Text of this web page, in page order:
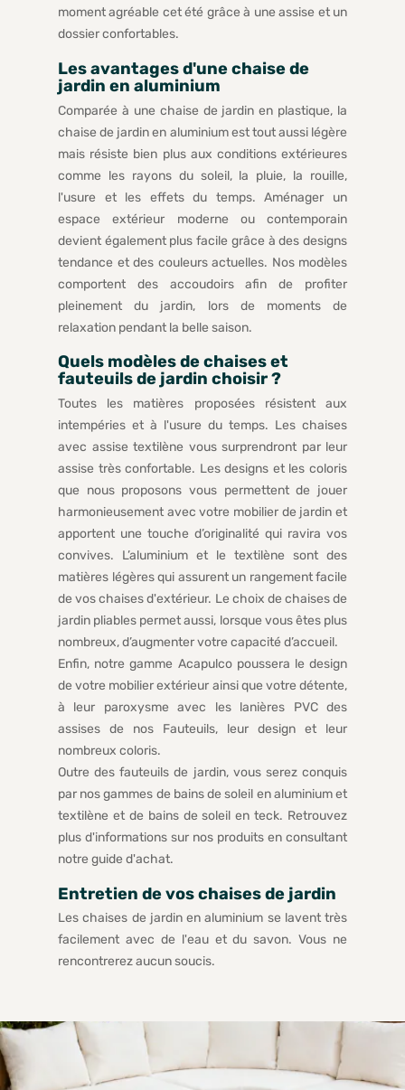
moment agréable cet été grâce à une assise et un
dossier confortables.
Les avantages d'une chaise de
jardin en aluminium
Comparée à une chaise de jardin en plastique, la
chaise de jardin en aluminium est tout aussi légère
mais résiste bien plus aux conditions extérieures
comme les rayons du soleil, la pluie, la rouille,
l'usure et les effets du temps. Aménager un
espace extérieur moderne ou contemporain
devient également plus facile grâce à des designs
tendance et des couleurs actuelles. Nos modèles
comportent des accoudoirs afin de profiter
pleinement du jardin, lors de moments de
relaxation pendant la belle saison.
Quels modèles de chaises et
fauteuils de jardin choisir ?
Toutes les matières proposées résistent aux
intempéries et à l'usure du temps. Les chaises
avec assise textilène vous surprendront par leur
assise très confortable. Les designs et les coloris
que nous proposons vous permettent de jouer
harmonieusement avec votre mobilier de jardin et
apportent une touche d’originalité qui ravira vos
convives. L’aluminium et le textilène sont des
matières légères qui assurent un rangement facile
de vos chaises d'extérieur. Le choix de chaises de
jardin pliables permet aussi, lorsque vous êtes plus
nombreux, d’augmenter votre capacité d’accueil.
Enfin, notre gamme Acapulco poussera le design
de votre mobilier extérieur ainsi que votre détente,
à leur paroxysme avec les lanières PVC des
assises de nos Fauteuils, leur design et leur
nombreux coloris.
Outre des fauteuils de jardin, vous serez conquis
par nos gammes de bains de soleil en aluminium et
textilène et de bains de soleil en teck. Retrouvez
plus d'informations sur nos produits en consultant
notre guide d'achat.
Entretien de vos chaises de jardin
Les chaises de jardin en aluminium se lavent très
facilement avec de l'eau et du savon. Vous ne
rencontrerez aucun soucis.